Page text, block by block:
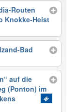
Routen
Knokke-Heist
Bad
auf die
(Ponton) im